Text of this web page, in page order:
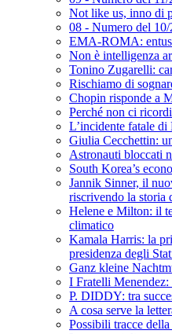
Not like us, inno di
08 - Numero del
EMA-ROMA:
Non è intelligenza
Tonino Zugarelli:
Rischiamo di
Chopin risponde a
Perché non ci
L’incidente fatale
Giulia Cecchettin:
Astronauti bloccati
South Korea’s
Jannik Sinner, il
riscrivendo la storia
Helene e Milton: il
climatico
Kamala Harris: la
presidenza degli
Ganz kleine
I Fratelli
P. DIDDY: tra
A cosa serve la
Possibili tracce